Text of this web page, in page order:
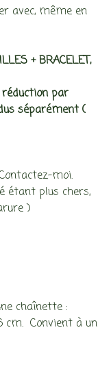
avec, même en
+ BRACELET,
réduction par
séparément (
moi.
étant plus chers,
)
chaînette :
cm. Convient à un